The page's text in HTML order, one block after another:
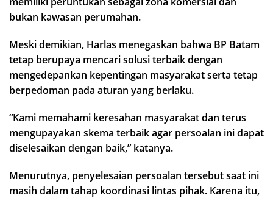
bukan kawasan perumahan.
Meski demikian, Harlas menegaskan bahwa BP Batam
tetap berupaya mencari solusi terbaik dengan
mengedepankan kepentingan masyarakat serta tetap
berpedoman pada aturan yang berlaku.
“Kami memahami keresahan masyarakat dan terus
mengupayakan skema terbaik agar persoalan ini dapat
diselesaikan dengan baik,” katanya.
Menurutnya, penyelesaian persoalan tersebut saat ini
masih dalam tahap koordinasi lintas pihak. Karena itu,